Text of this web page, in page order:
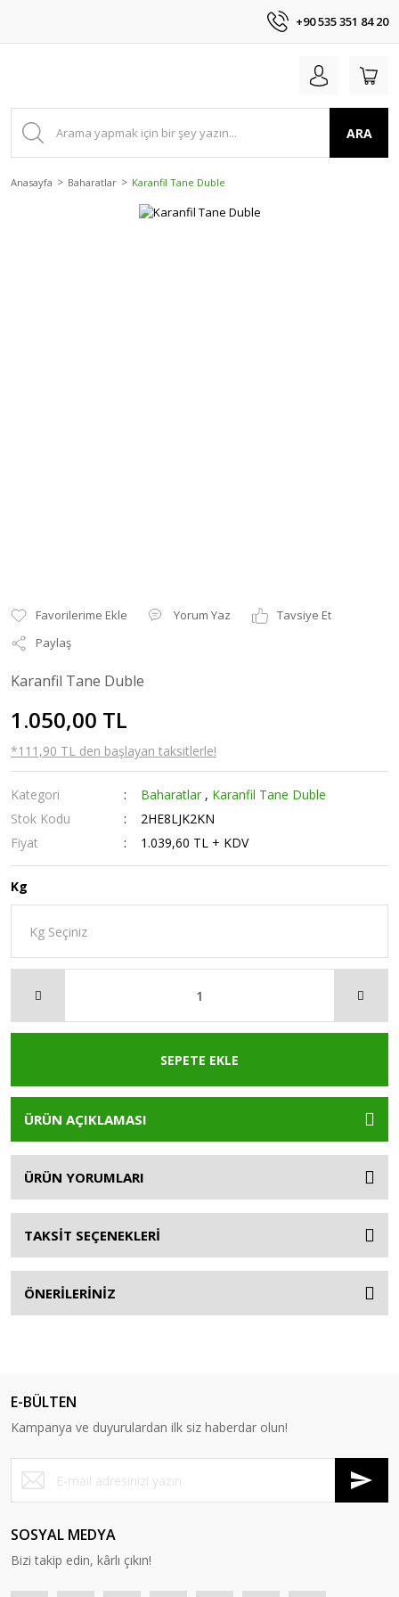
+90 535 351 84 20
ARA
Anasayfa Baharatlar Karanfil Tane Duble
Yorum Yaz
Tavsiye Et
Paylaş
Karanfil Tane Duble
1.050,00 TL
*111,90 TL den başlayan taksitlerle!
Kategori Baharatlar , Karanfil Tane Duble
Stok Kodu
2HE8LJK2KN
Fiyat
1.039,60 TL + KDV
Kg
SEPETE EKLE
ÜRÜN AÇIKLAMASI
ÜRÜN YORUMLARI
TAKSİT SEÇENEKLERİ
ÖNERİLERİNİZ
E-BÜLTEN
Kampanya ve duyurulardan ilk siz haberdar olun!
SOSYAL MEDYA
Bizi takip edin, kârlı çıkın!